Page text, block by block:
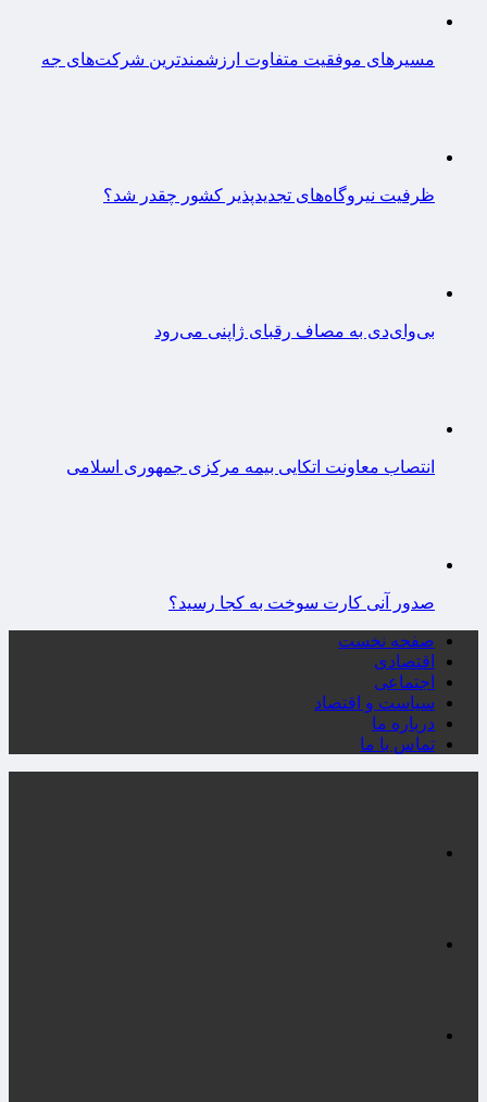
مسیرهای موفقیت متفاوت ارزشمندترین شرکت‌های جه
ظرفیت نیروگاه‌های تجدیدپذیر کشور چقدر شد؟
بی‌وای‌دی به مصاف رقبای ژاپنی می‌رود
انتصاب معاونت اتکایی بیمه مرکزی جمهوری اسلامی
صدور آنی کارت سوخت به کجا رسید؟
صفحه نخست
اقتصادی
اجتماعی
سیاست و اقتصاد
درباره ما
تماس با ما